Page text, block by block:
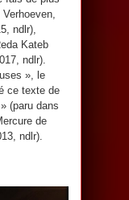
ndlr),
Kateb
ndlr).
», le
ce texte de
(paru dans
de
ndlr).